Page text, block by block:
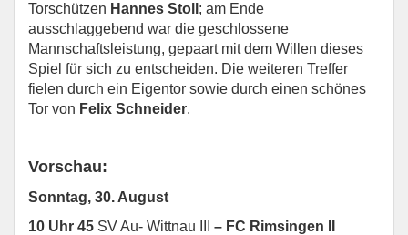
Torschützen Hannes Stoll ; am Ende
ausschlaggebend war die geschlossene
Mannschaftsleistung, gepaart mit dem Willen dieses
Spiel für sich zu entscheiden. Die weiteren Treffer
fielen durch ein Eigentor sowie durch einen schönes
Tor von Felix Schneider.
Vorschau:
Sonntag, 30. August
10 Uhr 45 SV Au- Wittnau III
– FC Rimsingen II